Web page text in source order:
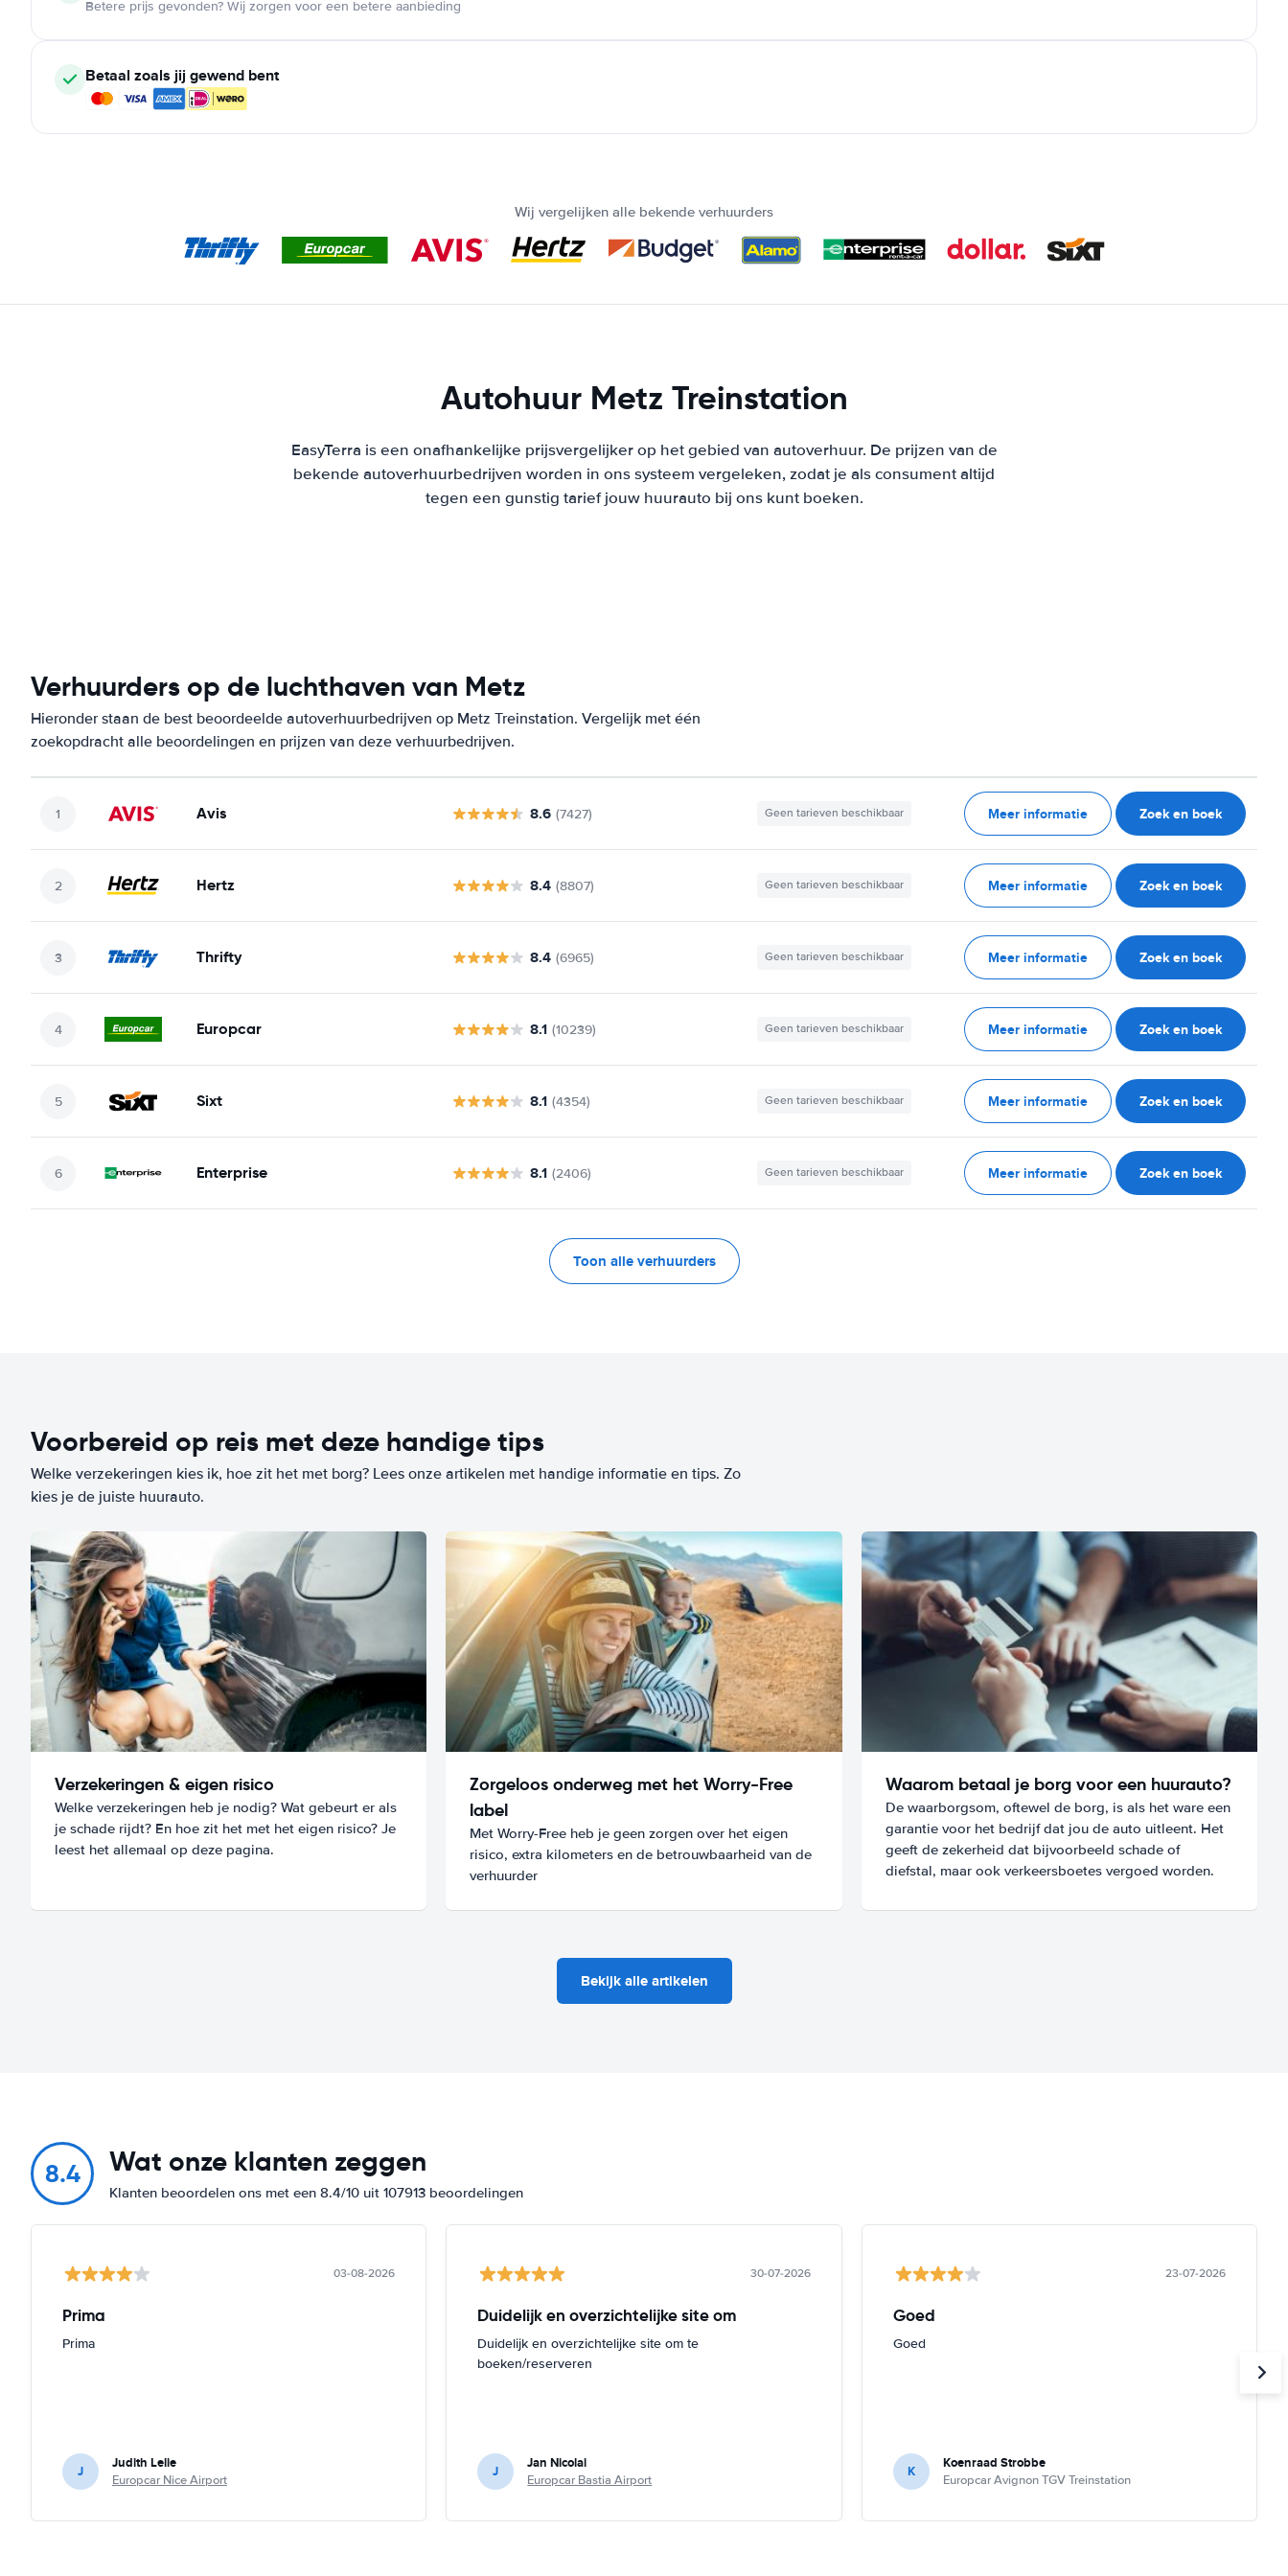
Betere prijs gevonden? Wij zorgen voor een betere aanbieding
Betaal zoals jij gewend bent
Wij vergelijken alle bekende verhuurders
Autohuur Metz Treinstation
EasyTerra is een onafhankelijke prijsvergelijker op het gebied van autoverhuur. De prijzen van de
bekende autoverhuurbedrijven worden in ons systeem vergeleken, zodat je als consument altijd
tegen een gunstig tarief jouw huurauto bij ons kunt boeken.
Verhuurders op de luchthaven van Metz
Hieronder staan de best beoordeelde autoverhuurbedrijven op Metz Treinstation. Vergelijk met één
zoekopdracht alle beoordelingen en prijzen van deze verhuurbedrijven.
Avis 8.6 (7427) Geen tarieven beschikbaar Meer informatie Zoek en boek
Hertz 8.4 (8807) Geen tarieven beschikbaar Meer informatie Zoek en boek
Thrifty 8.4 (6965) Geen tarieven beschikbaar Meer informatie Zoek en boek
Europcar 8.1 (10239) Geen tarieven beschikbaar Meer informatie Zoek en boek
Sixt 8.1 (4354) Geen tarieven beschikbaar Meer informatie Zoek en boek
Enterprise 8.1 (2406) Geen tarieven beschikbaar Meer informatie Zoek en boek
Toon alle verhuurders
Voorbereid op reis met deze handige tips
Welke verzekeringen kies ik, hoe zit het met borg? Lees onze artikelen met handige informatie en tips. Zo
kies je de juiste huurauto.
Verzekeringen & eigen risico
Welke verzekeringen heb je nodig? Wat gebeurt er als
je schade rijdt? En hoe zit het met het eigen risico? Je
leest het allemaal op deze pagina.
Zorgeloos onderweg met het Worry-Free
label
Met Worry-Free heb je geen zorgen over het eigen
risico, extra kilometers en de betrouwbaarheid van de
verhuurder
Waarom betaal je borg voor een huurauto?
De waarborgsom, oftewel de borg, is als het ware een
garantie voor het bedrijf dat jou de auto uitleent. Het
geeft de zekerheid dat bijvoorbeeld schade of
diefstal, maar ook verkeersboetes vergoed worden.
Bekijk alle artikelen
8.4 Wat onze klanten zeggen
Klanten beoordelen ons met een 8.4/10 uit 107913 beoordelingen
03-08-2026
Prima
Prima
J Judith Lelie
Europcar Nice Airport
30-07-2026
Duidelijk en overzichtelijke site om
Duidelijk en overzichtelijke site om te
boeken/reserveren
J Jan Nicolai
Europcar Bastia Airport
23-07-2026
Goed
Goed
K Koenraad Strobbe
Europcar Avignon TGV Treinstation